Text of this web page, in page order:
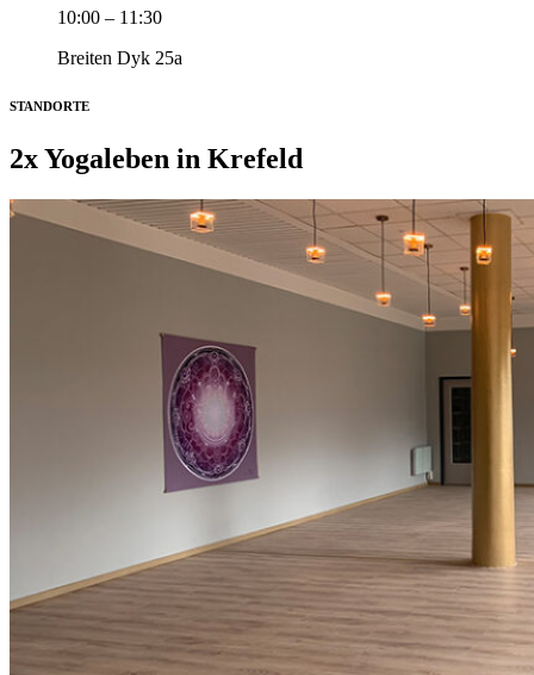
10:00 – 11:30
Breiten Dyk 25a
STANDORTE
2x Yogaleben in Krefeld